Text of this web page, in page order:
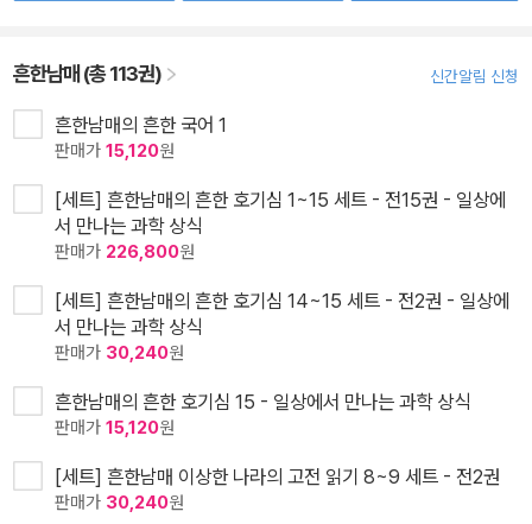
흔한남매 (총 113권) 신간알림 신청
흔한남매의 흔한 국어 1
판매가 15,120원
[세트] 흔한남매의 흔한 호기심 1~15 세트 - 전15권 - 일상에
서 만나는 과학 상식
판매가 226,800원
[세트] 흔한남매의 흔한 호기심 14~15 세트 - 전2권 - 일상에
서 만나는 과학 상식
판매가 30,240원
흔한남매의 흔한 호기심 15 - 일상에서 만나는 과학 상식
판매가 15,120원
[세트] 흔한남매 이상한 나라의 고전 읽기 8~9 세트 - 전2권
판매가 30,240원